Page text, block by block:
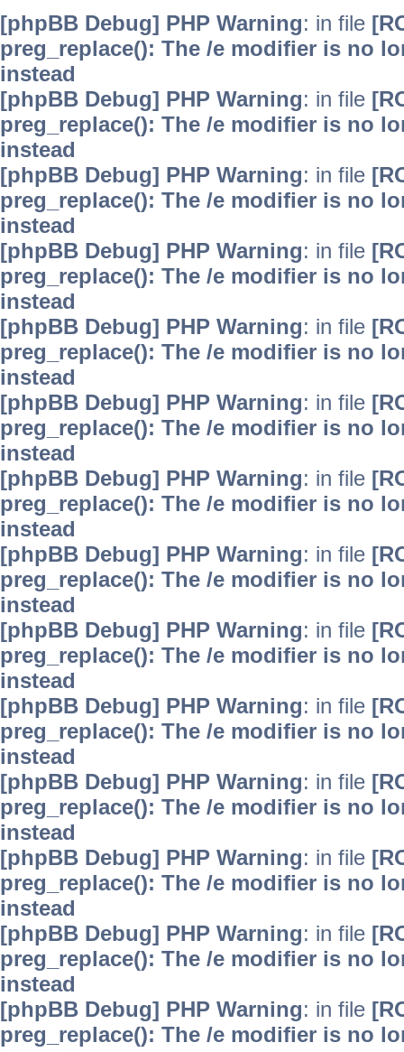
[phpBB Debug] PHP Warning: in file
preg_replace(): The /e modifier is no
instead
[phpBB Debug] PHP Warning: in file
preg_replace(): The /e modifier is no
instead
[phpBB Debug] PHP Warning: in file
preg_replace(): The /e modifier is no
instead
[phpBB Debug] PHP Warning: in file
preg_replace(): The /e modifier is no
instead
[phpBB Debug] PHP Warning: in file
preg_replace(): The /e modifier is no
instead
[phpBB Debug] PHP Warning: in file
preg_replace(): The /e modifier is no
instead
[phpBB Debug] PHP Warning: in file
preg_replace(): The /e modifier is no
instead
[phpBB Debug] PHP Warning: in file
preg_replace(): The /e modifier is no
instead
[phpBB Debug] PHP Warning: in file
preg_replace(): The /e modifier is no
instead
[phpBB Debug] PHP Warning: in file
preg_replace(): The /e modifier is no
instead
[phpBB Debug] PHP Warning: in file
preg_replace(): The /e modifier is no
instead
[phpBB Debug] PHP Warning: in file
preg_replace(): The /e modifier is no
instead
[phpBB Debug] PHP Warning: in file
preg_replace(): The /e modifier is no
instead
[phpBB Debug] PHP Warning: in file
preg_replace(): The /e modifier is no